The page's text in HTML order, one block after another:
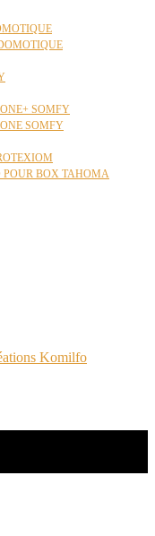
SOMFY
SOMFY
POUR BOX TAHOMA